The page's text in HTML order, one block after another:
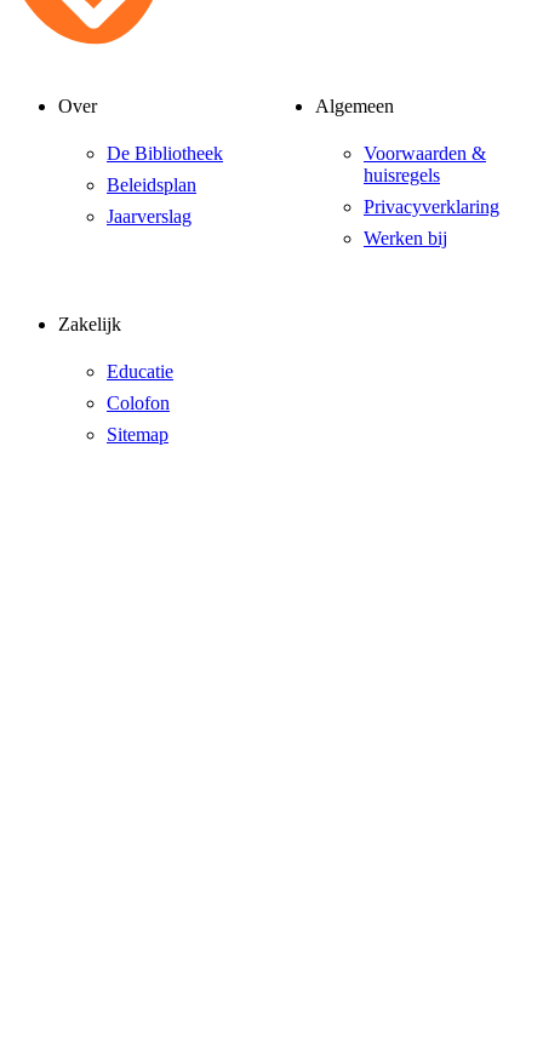
Over
De Bibliotheek
Beleidsplan
Jaarverslag
Algemeen
Voorwaarden &
huisregels
Privacyverklaring
Werken bij
Zakelijk
Educatie
Colofon
Sitemap